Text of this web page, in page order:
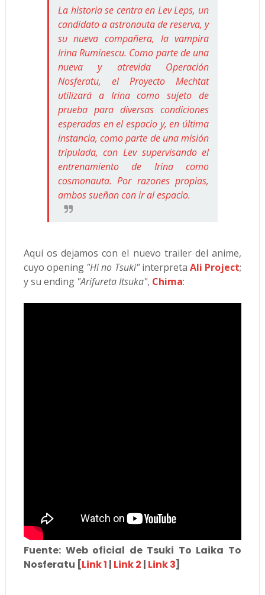
La historia se centra en Lev Leps, un
candidato a astronauta de reserva, y
su nueva compañera, la vampira
Irina Ruminescu. Como parte de una
nueva y atrevida Operación
Nosferatu, el Proyecto Mechtat
utilizará a Irina como sujeto de
prueba para diversas condiciones
esperadas en el espacio y, en última
instancia, como parte de una misión
tripulada, con Lev supervisando el
entrenamiento de Irina como
cosmonauta. Por razones propias,
ambos sueñan con ir al espacio.
Aquí os dejamos con el nuevo trailer del anime,
cuyo opening "Hi no Tsuki"interpreta Ali Project;
y su ending "Arifureta Itsuka", Chima:
Fuente: Web oficial de Tsuki To Laika To
Nosferatu [Link 1 | Link 2 | Link 3]